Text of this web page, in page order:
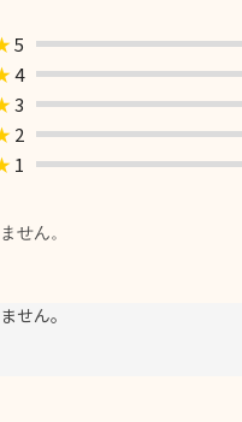
5
4
3
2
1
せん。
せん。